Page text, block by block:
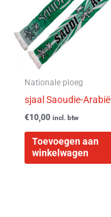
Nationale ploeg
sjaal Saoudie-Arabië
€10,00 incl. btw
Toevoegen aan
winkelwagen